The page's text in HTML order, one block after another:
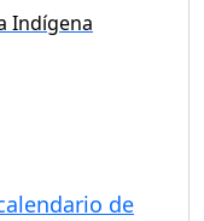
Indígena
de